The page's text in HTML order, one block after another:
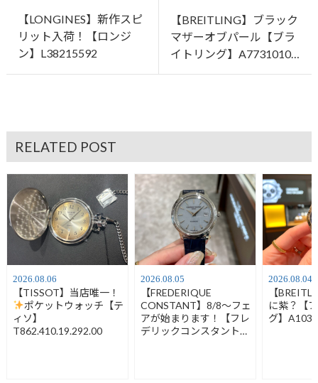
【LONGINES】新作スピ
リット入荷！【ロンジ
ン】L38215592
【BREITLING】ブラック
マザーオブパール【ブラ
イトリング】A7731010…
RELATED POST
2026.08.06
【TISSOT】当店唯一！
ポケットウォッチ【テ
ィソ】
T862.410.19.292.00
2026.08.05
【FREDERIQUE
CONSTANT】8/8～フェ
アが始まります！【フレ
デリックコンスタント】
2026.08.04
【
に紫？【
グ】